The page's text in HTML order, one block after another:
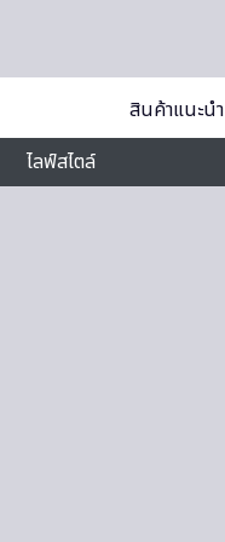
สินค้าแนะนำ
ไลฟ์สไตล์